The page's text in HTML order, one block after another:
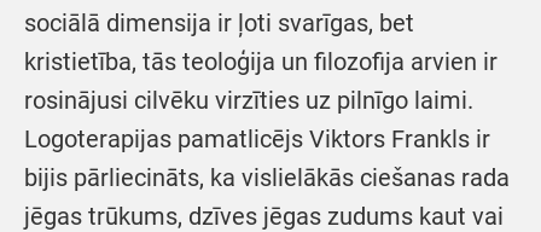
sociālā dimensija ir ļoti svarīgas, bet
kristietība, tās teoloģija un filozofija arvien ir
rosinājusi cilvēku virzīties uz pilnīgo laimi.
Logoterapijas pamatlicējs Viktors Frankls ir
bijis pārliecināts, ka vislielākās ciešanas rada
jēgas trūkums, dzīves jēgas zudums kaut vai